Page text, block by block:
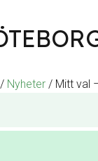
/ Nyheter / Mitt val